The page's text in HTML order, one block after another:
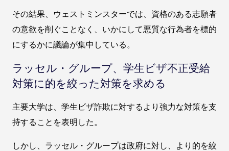
その結果、ウェストミンスターでは、資格のある志願者
の意欲を削ぐことなく、いかにして悪質な行為者を標的
にするかに議論が集中している。
ラッセル・グループ、学生ビザ不正受給
対策に的を絞った対策を求める
主要大学は、学生ビザ詐欺に対するより強力な対策を支
持することを表明した。
しかし、ラッセル・グループは政府に対し、より的を絞